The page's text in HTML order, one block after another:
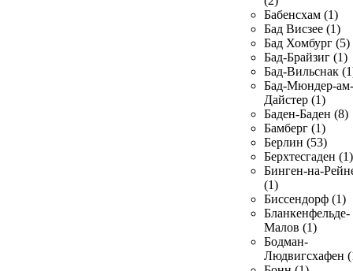
Бабенсхам (1)
Бад Висзее (1)
Бад Хомбург (5)
Бад-Брайзиг (1)
Бад-Вильснак
Бад-Мюндер-ам-
Дайстер (1)
Баден-Баден (8)
Бамберг (1)
Берлин (53)
Берхтесгаден (1)
Бинген-на-
(1)
Биссендорф (1)
Бланкенфельде-
Малов (1)
Бодман-
Людвигсхафен